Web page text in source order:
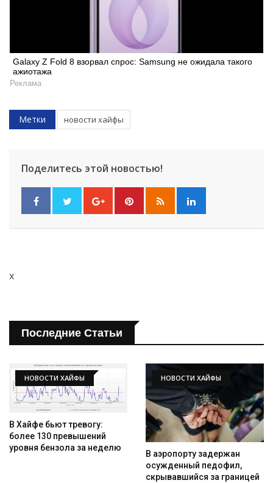
Galaxy Z Fold 8 взорвал спрос: Samsung не ожидала такого
ажиотажа
Реклама
Метки новости хайфы
Поделитесь этой новостью!
x
Последние Статьи
НОВОСТИ ХАЙФЫ
В Хайфе бьют тревогу:
более 130 превышений
уровня бензола за неделю
НОВОСТИ ХАЙФЫ
В аэропорту задержан
осужденный педофил,
скрывавшийся за границей